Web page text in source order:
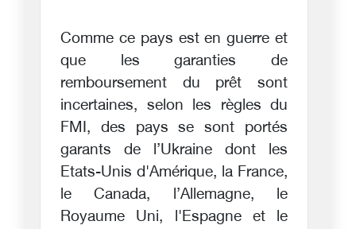
Comme ce pays est en guerre et
que les garanties de
remboursement du prêt sont
incertaines, selon les règles du
FMI, des pays se sont portés
garants de l’Ukraine dont les
Etats-Unis d'Amérique, la France,
le Canada, l’Allemagne, le
Royaume Uni, l'Espagne et le